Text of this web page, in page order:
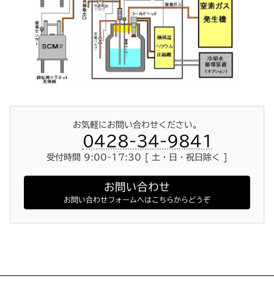
お気軽にお問い合わせください。
0428-34-9841
受付時間 9:00-17:30 [ 土・日・祝日除く ]
お問い合わせ
お問い合わせフォームへはこちらからどうぞ